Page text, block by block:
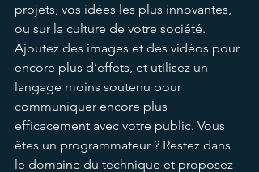
projets, vos idées les plus innovantes,
ou sur la culture de votre société.
Ajoutez des images et des vidéos pour
encore plus d’effets, et utilisez un
langage moins soutenu pour
communiquer encore plus
efficacement avec votre public. Vous
êtes un programmateur ? Restez dans
le domaine du technique et proposez